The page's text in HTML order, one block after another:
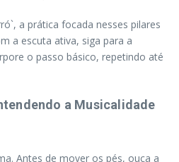
a prática focada nesses pilares
a escuta ativa, siga para a
o passo básico, repetindo até
a Musicalidade
Antes de mover os pés, ouça a